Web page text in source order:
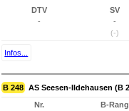
DTV
-
SV
-
(-)
Infos...
B 248 AS Seesen-Ildehausen (B
Nr.
B-Rang